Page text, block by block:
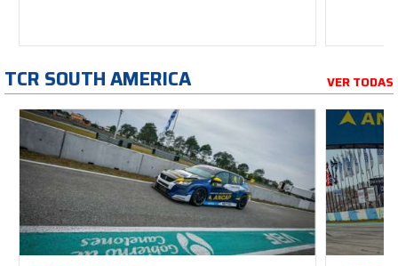
TCR SOUTH AMERICA VER TODAS